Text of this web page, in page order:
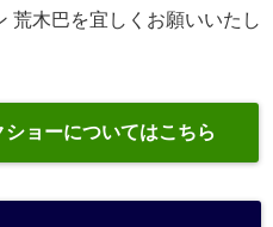
荒木巴を宜しくお願いいたし
ョーについてはこちら